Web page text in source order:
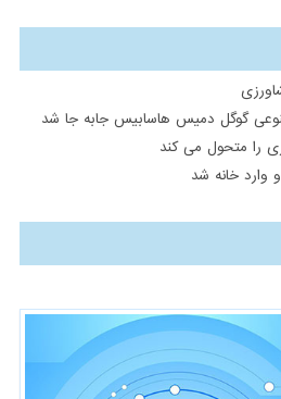
گوگل دمیس هاسابیس جابه جا شد
را متحول می کند
خانه شد